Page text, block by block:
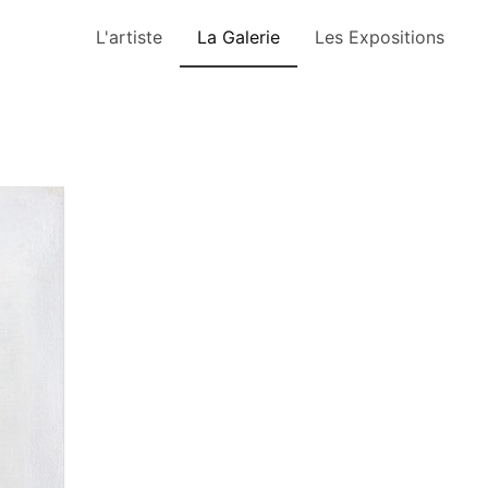
L'artiste La Galerie Les Expositions